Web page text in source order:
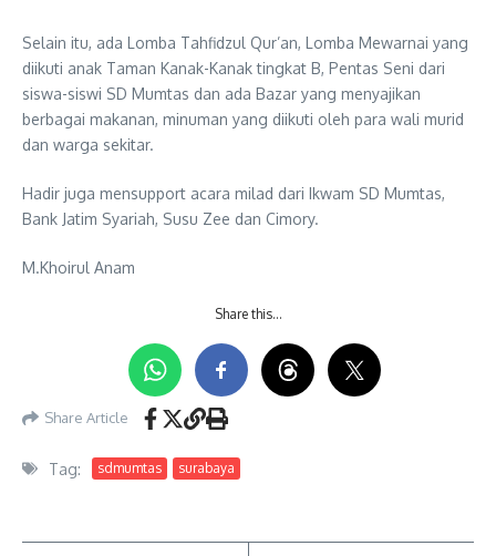
Selain itu, ada Lomba Tahfidzul Qur’an, Lomba Mewarnai yang
diikuti anak Taman Kanak-Kanak tingkat B, Pentas Seni dari
siswa-siswi SD Mumtas dan ada Bazar yang menyajikan
berbagai makanan, minuman yang diikuti oleh para wali murid
dan warga sekitar.
Hadir juga mensupport acara milad dari Ikwam SD Mumtas,
Bank Jatim Syariah, Susu Zee dan Cimory.
M.Khoirul Anam
Share this…
Share Article
Tag: sdmumtas surabaya